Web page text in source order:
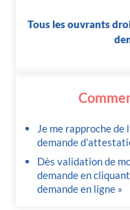
Tous les ouvrants
Je me rapproche de
demande
Dès validation de
demande en
demande en ligne »